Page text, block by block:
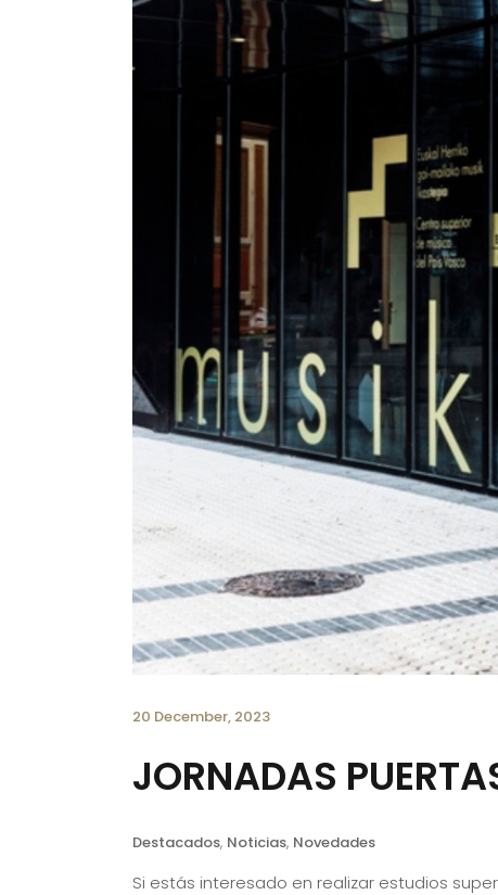
20 December, 2023
JORNADAS
Destacados, Noticias, Novedades
Si estás interesado en realizar estudios